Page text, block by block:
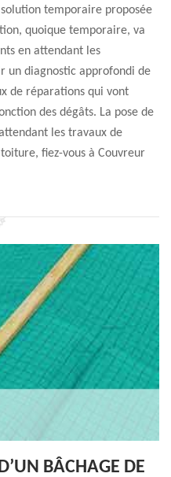
temporaire proposée
quoique temporaire, va
en attendant les
un diagnostic approfondi de
de réparations qui vont
des dégâts. La pose de
les travaux de
fiez-vous à Couvreur
BÂCHAGE DE